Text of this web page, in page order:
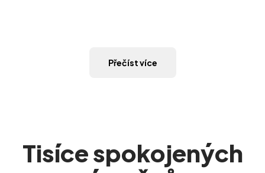
Přečíst více
Tisíce spokojených